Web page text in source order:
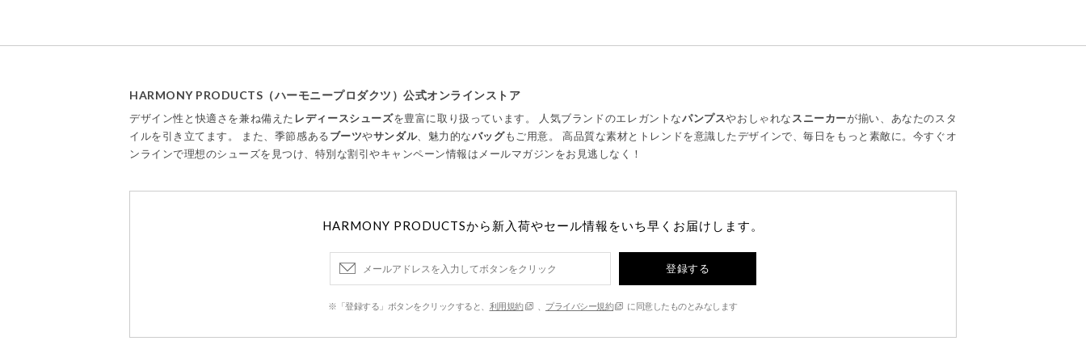
HARMONY PRODUCTS（ハーモニープロダクツ）公式オンラインストア
デザイン性と快適さを兼ね備えた レディースシューズを豊富に取り扱っています。 人気ブランドのエレガントなパンプスやおしゃれな スニーカーが揃い、あなたのスタ
イルを引き立てます。 また、季節感あるブーツやサンダル、魅力的なバッグもご用意。 高品質な素材とトレンドを意識したデザインで、毎日をもっと素敵に。今すぐオ
ンラインで理想のシューズを見つけ、特別な割引やキャンペーン情報はメールマガジンをお見逃しなく！
HARMONY PRODUCTSから新入荷やセール情報をいち早くお届けします。
登録する
※「登録する」ボタンをクリックすると、 利用規約 プライバシー規約 に同意したものとみなします